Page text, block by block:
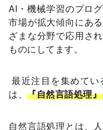
AI・機械学習のプロ
市場が拡大傾向にあ
ざまな分野で応用さ
ものにしてます。
最近注目を集めて
は、『自然言語処理
自然言語処理とは、